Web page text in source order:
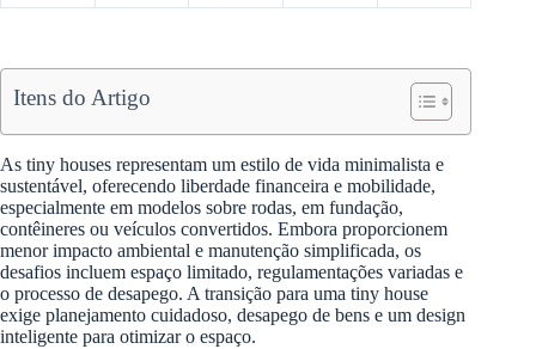
Itens do Artigo
As tiny houses representam um estilo de vida minimalista e
sustentável, oferecendo liberdade financeira e mobilidade,
especialmente em modelos sobre rodas, em fundação,
contêineres ou veículos convertidos. Embora proporcionem
menor impacto ambiental e manutenção simplificada, os
desafios incluem espaço limitado, regulamentações variadas e
o processo de desapego. A transição para uma tiny house
exige planejamento cuidadoso, desapego de bens e um design
inteligente para otimizar o espaço.